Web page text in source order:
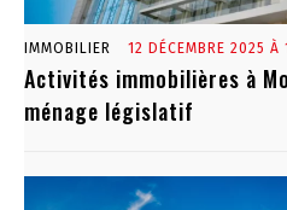
IMMOBILIER 12 DÉCEMBRE 2025 À
Activités immobilières à
ménage législatif